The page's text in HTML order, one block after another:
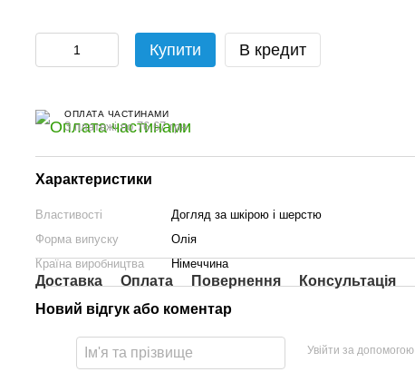
Купити В кредит
ОПЛАТА ЧАСТИНАМИ
3 платежі по 76.67 грн
Характеристики
Властивості
Догляд за шкірою і шерстю
Форма випуску
Олія
Країна виробництва
Німеччина
Доставка Оплата Повернення
Консультація
Новий відгук або коментар
Увійти за допомогою